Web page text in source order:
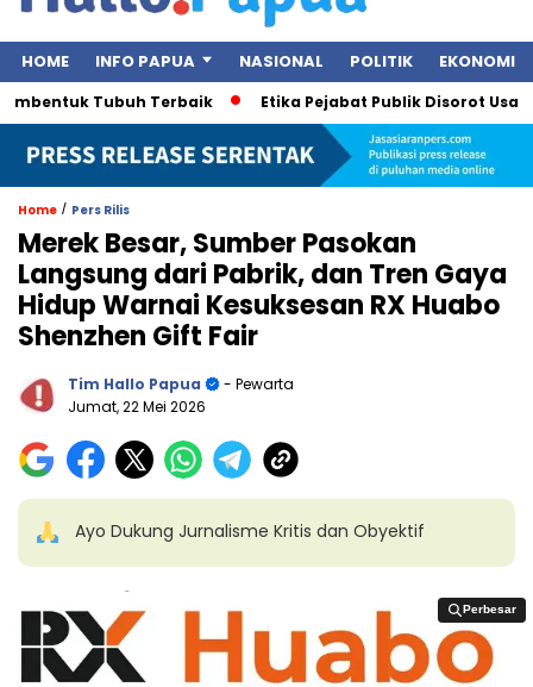
HOME INFO PAPUA NASIONAL POLITIK EKONOMI
Tubuh Terbaik Etika Pejabat Publik Disorot Usai
Home / Pers Rilis
Merek Besar, Sumber Pasokan
Langsung dari Pabrik, dan Tren Gaya
Hidup Warnai Kesuksesan RX Huabo
Shenzhen Gift Fair
Tim Hallo Papua
- Pewarta
Jumat, 22 Mei 2026
Ayo Dukung Jurnalisme Kritis dan Obyektif
Perbesar
Perbesar